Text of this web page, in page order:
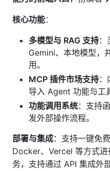
核心功能：
多模型与 RAG 支持：
Gemini、本地模型，
用。
MCP 插件市场支持
导入 Agent 功能与工
功能调用系统：支持
发外部操作流程。
部署与集成：支持一键免
Docker、Vercel 等方式
务，支持通过 API 集成外